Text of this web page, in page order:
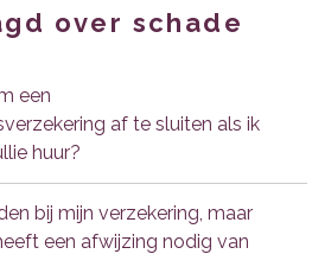
af te sluiten als ik
huur?
een afwijzing nodig van